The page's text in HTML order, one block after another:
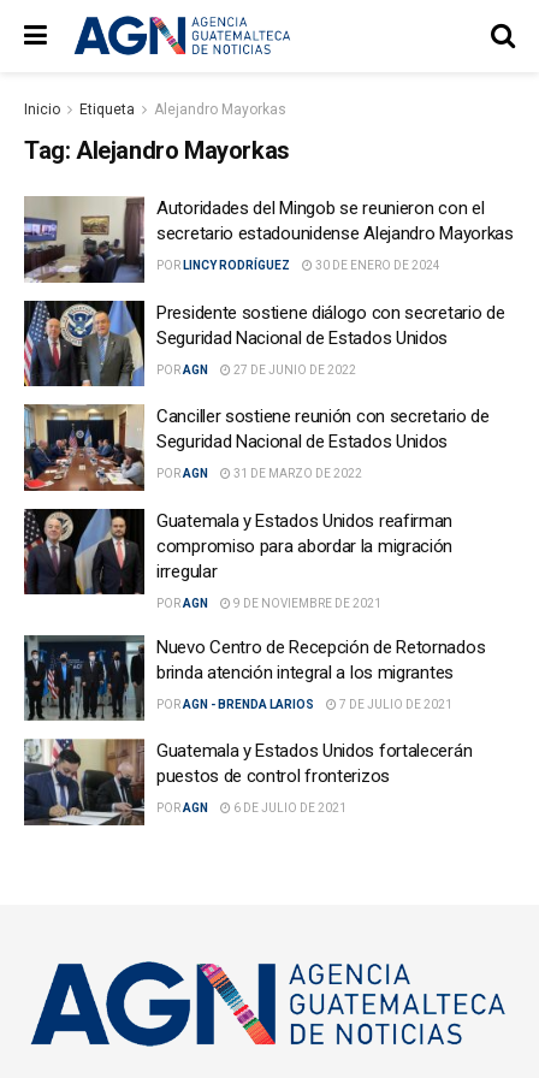
Inicio Etiqueta Alejandro Mayorkas
Tag: Alejandro Mayorkas
Autoridades del Mingob se reunieron con el
secretario estadounidense Alejandro Mayorkas
POR LINCY RODRÍGUEZ 30 DE ENERO DE 2024
Presidente sostiene diálogo con secretario de
Seguridad Nacional de Estados Unidos
PORAGN 27 DE JUNIO DE 2022
Canciller sostiene reunión con secretario de
Seguridad Nacional de Estados Unidos
PORAGN 31 DE MARZO DE 2022
Guatemala y Estados Unidos reafirman
compromiso para abordar la migración
irregular
PORAGN 9 DE NOVIEMBRE DE 2021
Nuevo Centro de Recepción de Retornados
brinda atención integral a los migrantes
PORAGN - BRENDA LARIOS 7 DE JULIO DE 2021
Guatemala y Estados Unidos fortalecerán
puestos de control fronterizos
PORAGN 6 DE JULIO DE 2021